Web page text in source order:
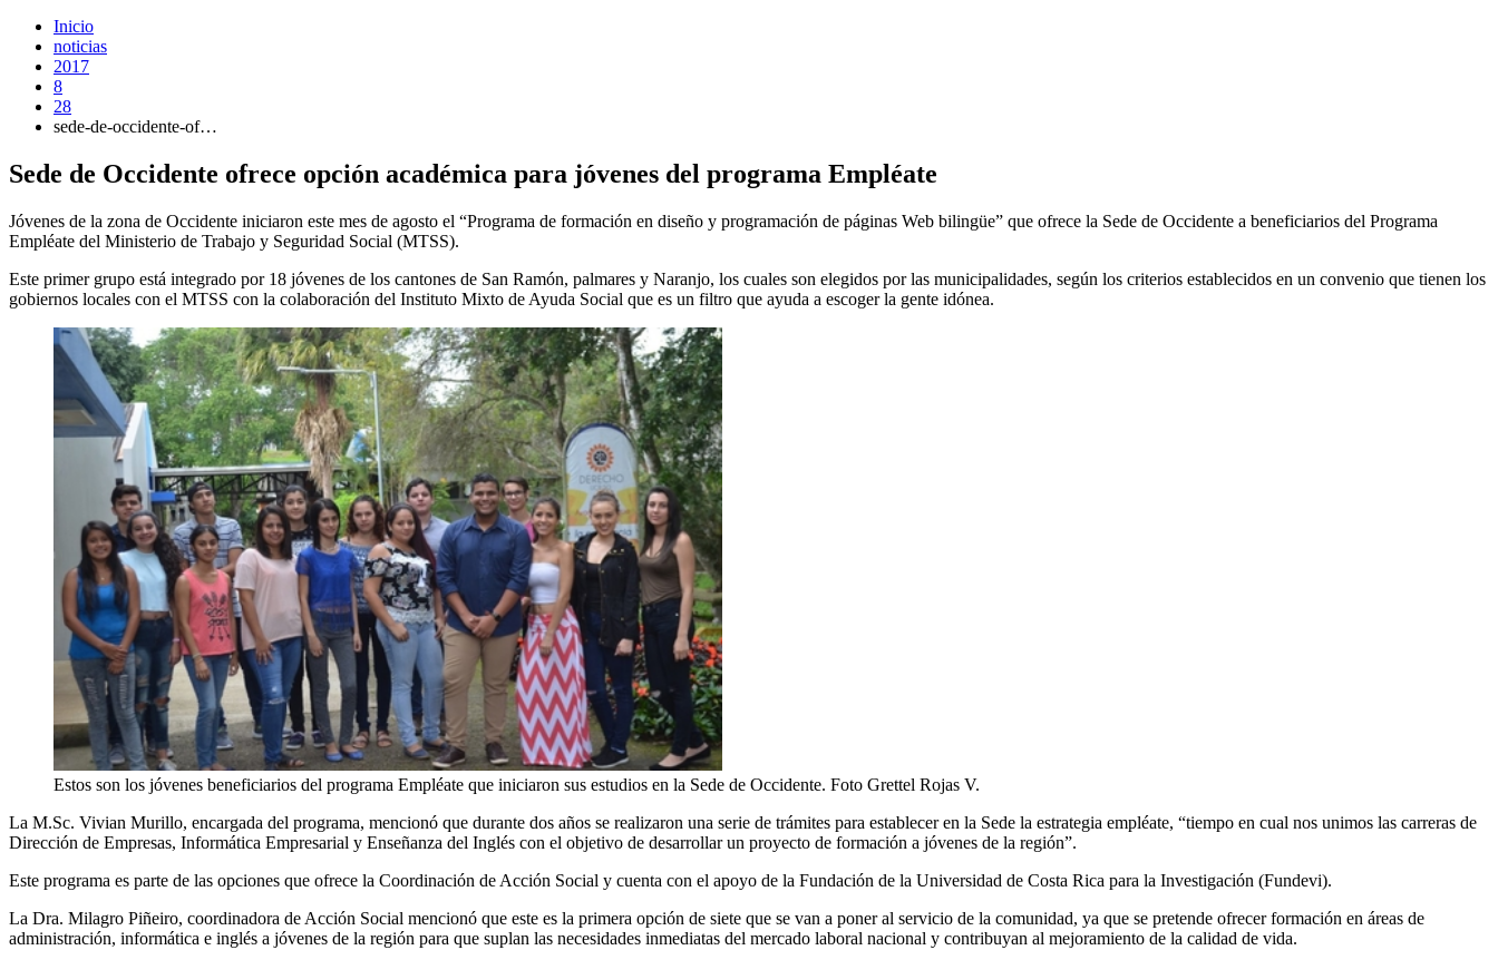
Inicio
noticias
2017
8
28
sede-de-occidente-of…
Sede de Occidente ofrece opción académica para jóvenes del programa Empléate
Jóvenes de la zona de Occidente iniciaron este mes de agosto el “Programa de formación en diseño y programación de páginas Web bilingüe” que ofrece la Sede de Occidente a beneficiarios del Programa
Empléate del Ministerio de Trabajo y Seguridad Social (MTSS).
Este primer grupo está integrado por 18 jóvenes de los cantones de San Ramón, palmares y Naranjo, los cuales son elegidos por las municipalidades, según los criterios establecidos en un convenio que tienen los
gobiernos locales con el MTSS con la colaboración del Instituto Mixto de Ayuda Social que es un filtro que ayuda a escoger la gente idónea.
Estos son los jóvenes beneficiarios del programa Empléate que iniciaron sus estudios en la Sede de Occidente. Foto Grettel Rojas V.
La M.Sc. Vivian Murillo, encargada del programa, mencionó que durante dos años se realizaron una serie de trámites para establecer en la Sede la estrategia empléate, “tiempo en cual nos unimos las carreras de
Dirección de Empresas, Informática Empresarial y Enseñanza del Inglés con el objetivo de desarrollar un proyecto de formación a jóvenes de la región”.
Este programa es parte de las opciones que ofrece la Coordinación de Acción Social y cuenta con el apoyo de la Fundación de la Universidad de Costa Rica para la Investigación (Fundevi).
La Dra. Milagro Piñeiro, coordinadora de Acción Social mencionó que este es la primera opción de siete que se van a poner al servicio de la comunidad, ya que se pretende ofrecer formación en áreas de
administración, informática e inglés a jóvenes de la región para que suplan las necesidades inmediatas del mercado laboral nacional y contribuyan al mejoramiento de la calidad de vida.